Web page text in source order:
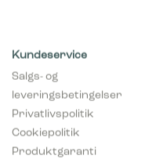
Kundeservice
Salgs- og
leveringsbetingelser
Privatlivspolitik
Cookiepolitik
Produktgaranti